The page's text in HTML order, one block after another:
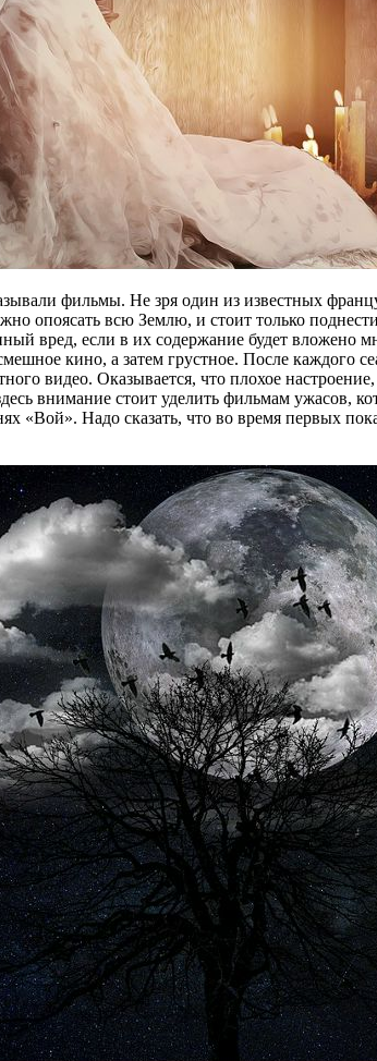
фильмы. Не зря один из известных
опоясать всю Землю, и стоит только
вред, если в их содержание будет вложено
кино, а затем грустное. После каждого
видео. Оказывается, что плохое
внимание стоит уделить фильмам ужасов,
«Вой». Надо сказать, что во время первых